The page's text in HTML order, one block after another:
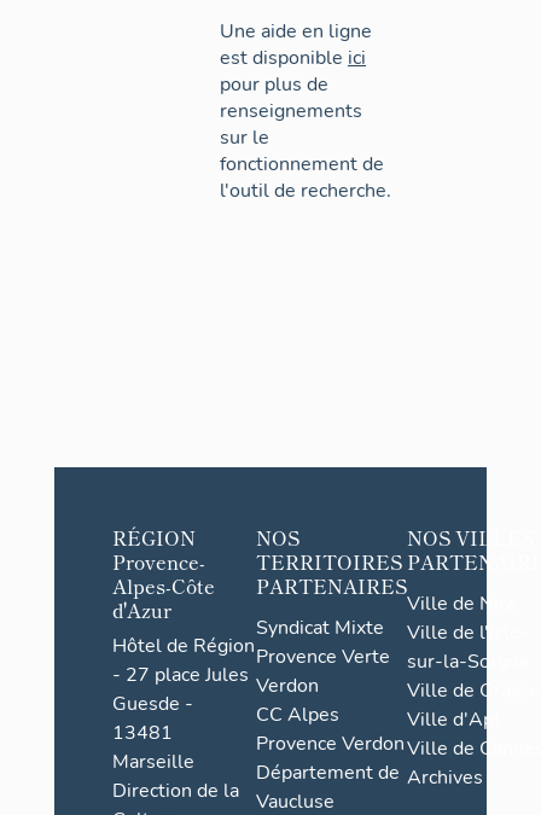
Une aide en ligne
est disponible ici
pour plus de
renseignements
sur le
fonctionnement de
l'outil de recherche.
RÉGION
Provence-
Alpes-Côte
d'Azur
Hôtel de Région
- 27 place Jules
Guesde -
13481
Marseille
Direction de la
NOS
TERRITOIRES
PARTENAIRES
Syndicat Mixte
Provence Verte
Verdon
CC Alpes
Provence Verdon
Département de
Vaucluse
NOS VILLES
Ville de Nice
Ville de l'Isle-
sur-la-Sorgue
Ville de Grasse
Ville d'Apt
Ville de
Archives